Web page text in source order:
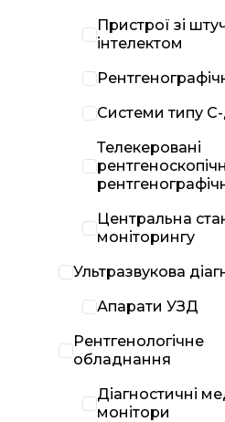
Пристрої зі
інтелектом
Системи типу С-
Телекеровані
Центральна
моніторингу
Ультразвукова
Апарати УЗД
Рентгенологічне
обладнання
Діагностичні
монітори